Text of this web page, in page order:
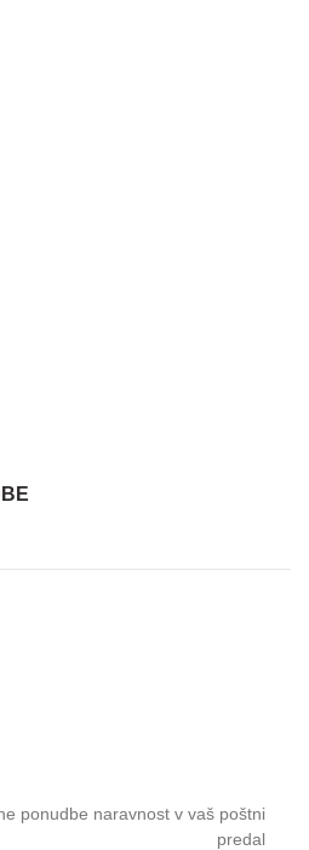
ponudbe naravnost v vaš poštni
predal